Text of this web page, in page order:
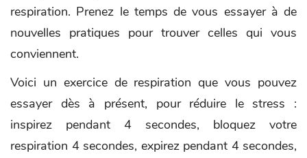
respiration. Prenez le temps de vous essayer à de
nouvelles pratiques pour trouver celles qui vous
conviennent.
Voici un exercice de respiration que vous pouvez
essayer dès à présent, pour réduire le stress :
inspirez pendant 4 secondes, bloquez votre
respiration 4 secondes, expirez pendant 4 secondes,